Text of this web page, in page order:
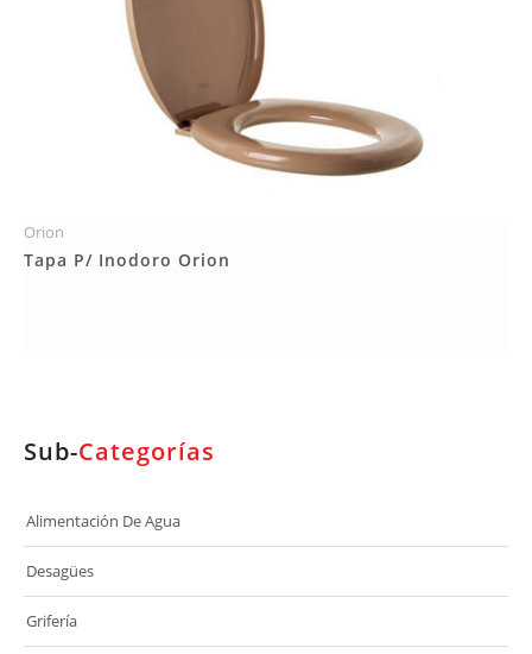
Más Detalles
Orion
Tapa P/ Inodoro Orion
Sub-Categorías
Alimentación De Agua
Desagües
Grifería